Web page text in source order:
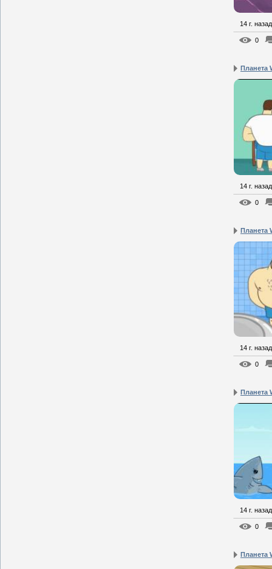
14 г. назад
0
Планета
14 г. назад
0
Планета
14 г. назад
0
Планета
14 г. назад
0
Планета